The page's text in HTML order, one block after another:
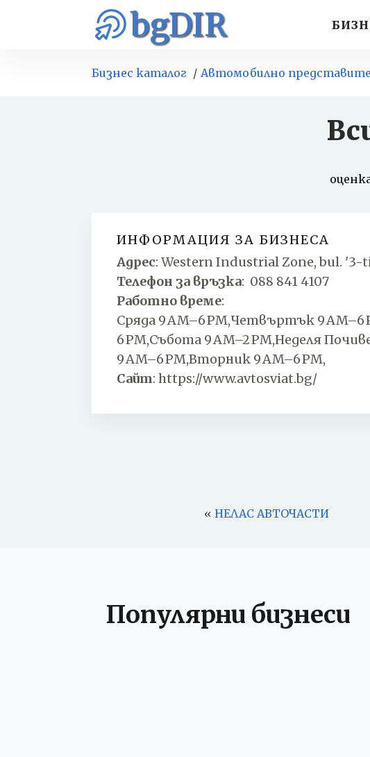
bgDIR
Бизнес каталог Автомобилно
ИНФОРМАЦИЯ ЗА БИЗНЕСА
Адрес: Western Industrial Zone, bul. '3-ti
Телефон за връзка: 088 841 4107
Работно време:
Сряда 9 AM–6 PM,Четвъртък 9 AM–6
6 PM,Събота 9 AM–2 PM,Неделя
9 AM–6 PM,Вторник 9 AM–6 PM,
Сайт: https://www.avtosviat.bg/
« НЕЛАС АВТОЧАСТИ
Популярни бизнеси